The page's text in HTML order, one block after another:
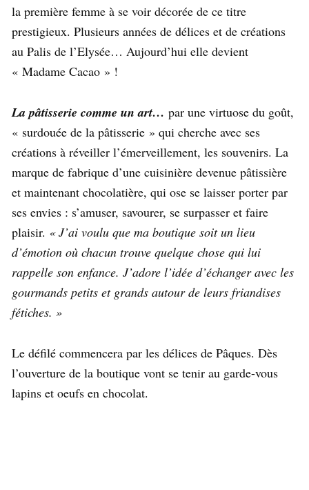
la première femme à se voir décorée de ce titre
prestigieux. Plusieurs années de délices et de créations
au Palis de l’Elysée… Aujourd’hui elle devient
« Madame Cacao » !
La pâtisserie comme un art… par une virtuose du goût,
« surdouée de la pâtisserie » qui cherche avec ses
créations à réveiller l’émerveillement, les souvenirs. La
marque de fabrique d’une cuisinière devenue pâtissière
et maintenant chocolatière, qui ose se laisser porter par
ses envies : s’amuser, savourer, se surpasser et faire
plaisir. « J’ai voulu que ma boutique soit un lieu
d’émotion où chacun trouve quelque chose qui lui
rappelle son enfance. J’adore l’idée d’échanger avec les
gourmands petits et grands autour de leurs friandises
fétiches. »
Le défilé commencera par les délices de Pâques. Dès
l’ouverture de la boutique vont se tenir au garde-vous
lapins et oeufs en chocolat.